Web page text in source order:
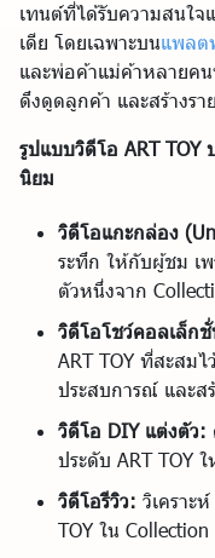
เทนต์ที่ได้รับความสนใจ
เดีย โดยเฉพาะบนแพลต
และพ่อค้าแม่ค้าหลายค
ดึงดูดลูกค้า และสร้างรา
รูปแบบวิดีโอ ART TOY
นิยม
วิดีโอแกะกล่อง
ระทึก ให้กับผู้ชม เพ
ตัวหนึ่งจาก
วิดีโอโชว์คอลเล็ก
ART TOY ที่สะสมไ
ประสบการณ์ และส
วิดีโอ DIY แต่งตัว:
ประดับ ART TOY
วิดีโอรีวิว: วิเคราะ
TOY ใน Collection